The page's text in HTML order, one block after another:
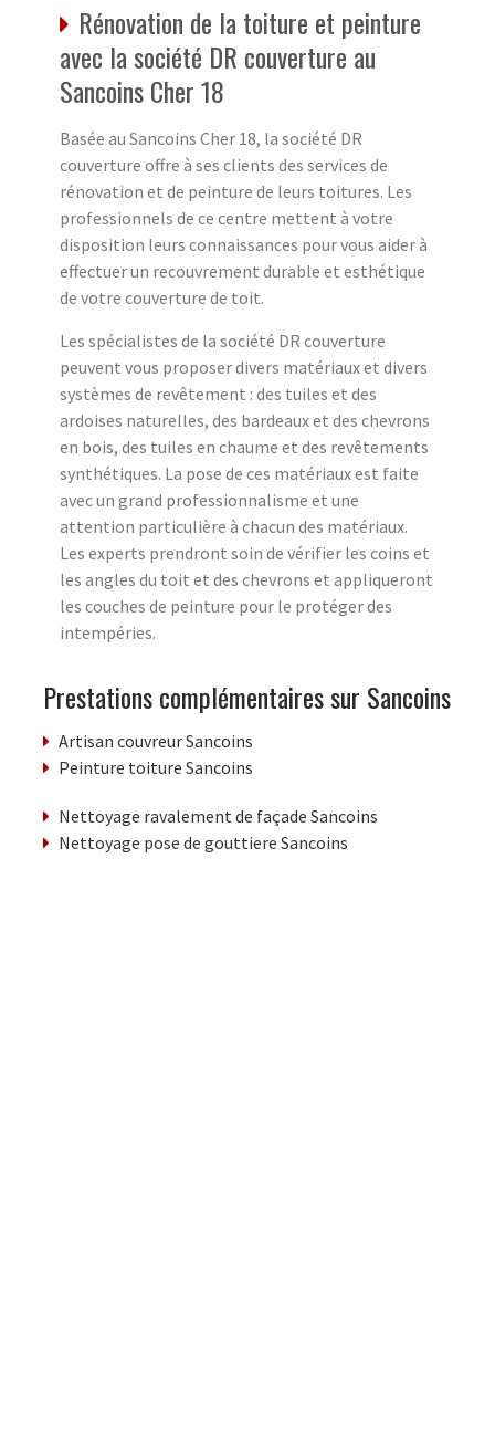
Rénovation de la toiture et peinture
avec la société DR couverture au
Sancoins Cher 18
Basée au Sancoins Cher 18, la société DR
couverture offre à ses clients des services de
rénovation et de peinture de leurs toitures. Les
professionnels de ce centre mettent à votre
disposition leurs connaissances pour vous aider à
effectuer un recouvrement durable et esthétique
de votre couverture de toit.
Les spécialistes de la société DR couverture
peuvent vous proposer divers matériaux et divers
systèmes de revêtement : des tuiles et des
ardoises naturelles, des bardeaux et des chevrons
en bois, des tuiles en chaume et des revêtements
synthétiques. La pose de ces matériaux est faite
avec un grand professionnalisme et une
attention particulière à chacun des matériaux.
Les experts prendront soin de vérifier les coins et
les angles du toit et des chevrons et appliqueront
les couches de peinture pour le protéger des
intempéries.
Prestations complémentaires sur Sancoins
Artisan couvreur Sancoins
Peinture toiture Sancoins
Nettoyage ravalement de façade Sancoins
Nettoyage pose de gouttiere Sancoins